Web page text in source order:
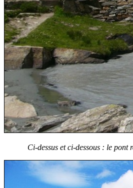
Ci-dessus et ci-dessous : le pont